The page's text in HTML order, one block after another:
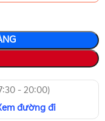
- 20:00)
đường đi